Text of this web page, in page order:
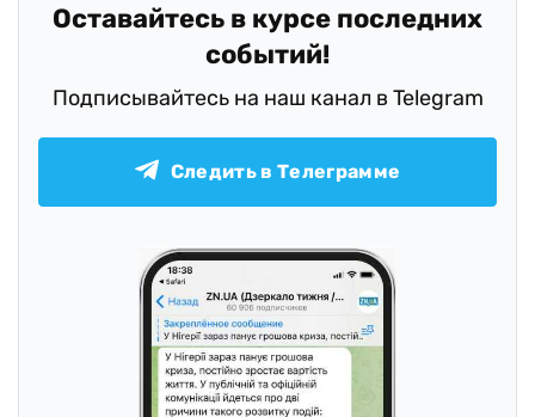
Оставайтесь в курсе последних
событий!
Подписывайтесь на наш канал в Telegram
Следить в Телеграмме